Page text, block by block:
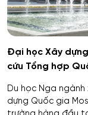
Kursk
Kaluga
Voronezh
Biểu diễn nghệ
Báo chí
Bản đồ và Địa
Bảo mật công
Đại học Xây
cứu Tổng hợp
Du học Nga
dựng Quốc gia